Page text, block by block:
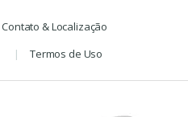
Contato & Localização
Termos de Uso